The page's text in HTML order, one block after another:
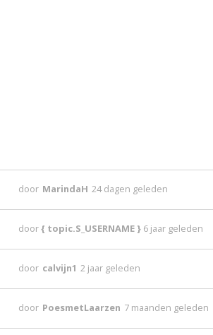
door MarindaH 24 dagen geleden
door{ topic.S_USERNAME } 6 jaar geleden
door calvijn1 2 jaar geleden
door PoesmetLaarzen 7 maanden geleden